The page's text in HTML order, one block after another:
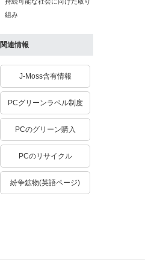
組み
関連情報
J-Moss含有情報
PCグリーンラベル制度
PCのグリーン購入
PCのリサイクル
紛争鉱物(英語ページ)